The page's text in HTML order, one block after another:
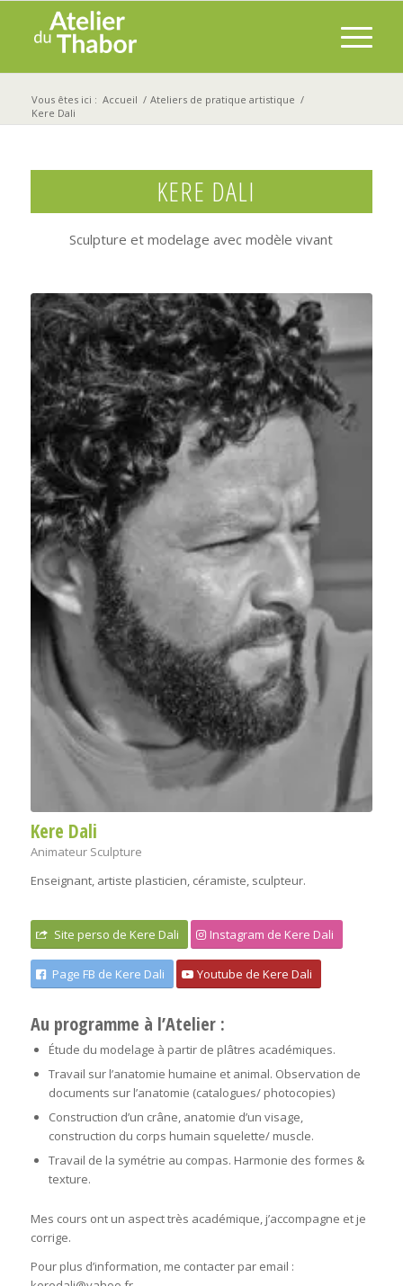
Vous êtes ici : Accueil / Ateliers de pratique artistique /
Kere Dali
KERE DALI
Sculpture et modelage avec modèle vivant
Kere Dali
Animateur Sculpture
Enseignant, artiste plasticien, céramiste, sculpteur.
Site perso de Kere Dali Instagram de Kere Dali
Page FB de Kere Dali Youtube de Kere Dali
Au programme à l’Atelier:
Étude du modelage à partir de plâtres académiques.
Travail sur l’anatomie humaine et animal. Observation de
documents sur l’anatomie (catalogues/ photocopies)
Construction d’un crâne, anatomie d’un visage,
construction du corps humain squelette/ muscle.
Travail de la symétrie au compas. Harmonie des formes &
texture.
Mes cours ont un aspect très académique, j’accompagne et je
corrige.
Pour plus d’information, me contacter par email :